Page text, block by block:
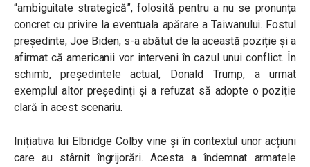
“ambiguitate strategică”, folosită pentru a nu se pronunța
concret cu privire la eventuala apărare a Taiwanului. Fostul
președinte, Joe Biden, s-a abătut de la această poziție și a
afirmat că americanii vor interveni în cazul unui conflict. În
schimb, președintele actual, Donald Trump, a urmat
exemplul altor președinți și a refuzat să adopte o poziție
clară în acest scenariu.
Inițiativa lui Elbridge Colby vine și în contextul unor acțiuni
care au stârnit îngrijorări. Acesta a îndemnat armatele